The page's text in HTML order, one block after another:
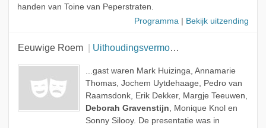
handen van Toine van Peperstraten.
Programma
Bekijk uitzending
Eeuwige Roem Uithoudingsvermogen
...gast waren Mark Huizinga, Annamarie
Thomas, Jochem Uytdehaage, Pedro van
Raamsdonk, Erik Dekker, Margje Teeuwen,
Deborah Gravenstijn, Monique Knol en
Sonny Silooy. De presentatie was in